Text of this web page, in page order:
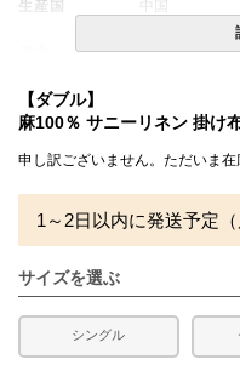
生産国
発生する場合
合があります。
【ダブル】
麻100％ サニーリネン 掛け
申し訳ございません。ただいま在
1～2日以内に発送予定（
サイズを選ぶ
シングル